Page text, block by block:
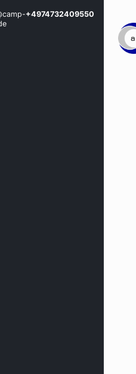
+4974732409550